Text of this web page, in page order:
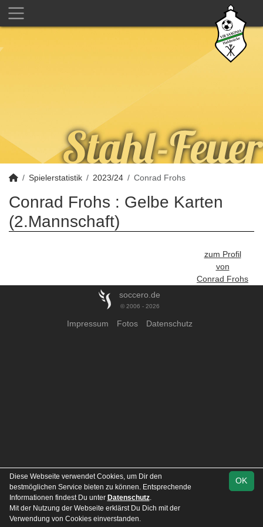
Spielerstatistik 2023/24 Conrad Frohs
Conrad Frohs : Gelbe Karten
(2.Mannschaft)
zum Profil
von
Conrad Frohs
soccero.de
© 2006 - 2026
Impressum Fotos Datenschutz
OK
Diese Webseite verwendet Cookies, um Dir den
bestmöglichen Service bieten zu können. Entsprechende
Informationen findest Du unter Datenschutz.
Mit der Nutzung der Webseite erklärst Du Dich mit der
Verwendung von Cookies einverstanden.